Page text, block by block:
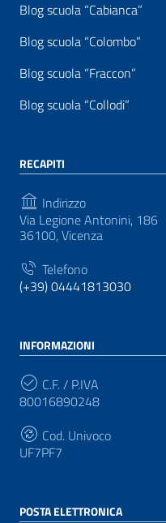
Blog scuola “Cabianca”
Blog scuola “Colombo”
Blog scuola “Fraccon”
Blog scuola “Collodi”
RECAPITI
Indirizzo
Via Legione Antonini, 186
36100, Vicenza
Telefono
(+39) 04441813030
INFORMAZIONI
C.F. / P.IVA
80016890248
Cod. Univoco
UF7PF7
POSTA ELETTRONICA